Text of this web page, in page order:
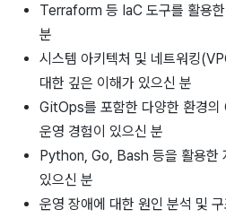
Terraform 등 IaC 도구를 활용
분
시스템 아키텍처 및 네트워킹
대한 깊은 이해가 있으신 분
GitOps를 포함한 다양한 환경
운영 경험이 있으신 분
Python, Go, Bash 등을 활용한
있으신 분
운영 장애에 대한 원인 분석 및